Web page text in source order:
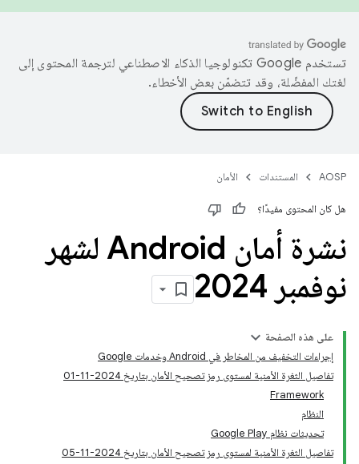
تستخدم Google تكنولوجيا الذكاء الاصطناعي لترجمة المحتوى إلى
لغتك المفضّلة، وقد تتضمّن بعض الأخطاء.
AOSP المستندات الأمان
هل كان المحتوى مفيدًا؟
نشرة أمان Android لشهر
نوفمبر 2024
على هذه الصفحة
إجراءات التخفيف من المخاطر في Android وخدمات Google
تفاصيل الثغرة الأمنية لمستوى رمز تصحيح الأمان بتاريخ 2024-11-01
Framework
النظام
تحديثات نظام Google Play
تفاصيل الثغرة الأمنية لمستوى رمز تصحيح الأمان بتاريخ 2024-11-05